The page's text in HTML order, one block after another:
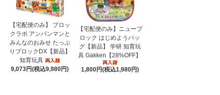
【宅配便のみ】 ブロッ
クラボ アンパンマンと
みんなのおみせ たっぷ
りブロックDX【新品】
知育玩具
9,073円(税込9,980円)
【宅配便のみ】ニューブ
ロック はじめようバッ
グ【新品】 学研 知育玩
具 Gakken【28%OFF】
1,800円(税込1,980円)